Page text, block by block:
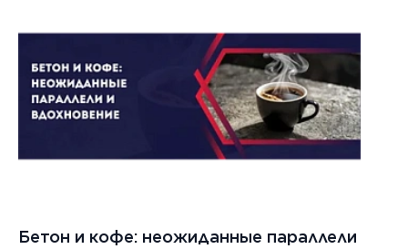
г.
Бетон и кофе: неожиданные параллели